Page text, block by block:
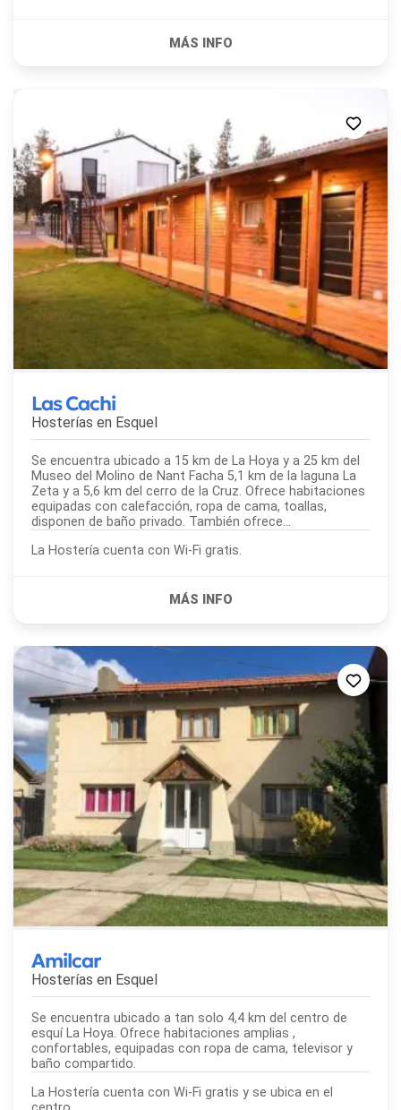
Las Cachi
Hosterías en Esquel
Se encuentra ubicado a 15 km de La Hoya y a 25 km del
Museo del Molino de Nant Facha 5,1 km de la laguna La
Zeta y a 5,6 km del cerro de la Cruz. Ofrece habitaciones
equipadas con calefacción, ropa de cama, toallas,
disponen de baño privado. También ofrece...
La Hostería cuenta con Wi-Fi gratis.
Amilcar
Hosterías en Esquel
Se encuentra ubicado a tan solo 4,4 km del centro de
esquí La Hoya. Ofrece habitaciones amplias ,
confortables, equipadas con ropa de cama, televisor y
baño compartido.
La Hostería cuenta con Wi-Fi gratis y se ubica en el